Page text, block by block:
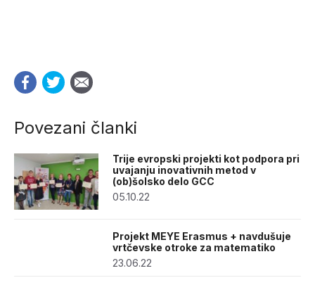
Povezani članki
Trije evropski projekti kot podpora pri
uvajanju inovativnih metod v
(ob)šolsko delo GCC
05.10.22
Projekt MEYE Erasmus + navdušuje
vrtčevske otroke za matematiko
23.06.22